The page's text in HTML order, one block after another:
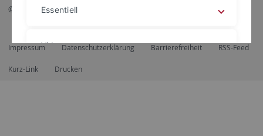
© 2026 Eberhard Karls Universität Tübingen, Tübingen
Impressum Datenschutzerklärung Barrierefreiheit RSS-Feed
Kurz-Link Drucken
Essentiell
Videos